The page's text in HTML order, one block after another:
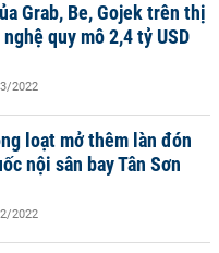
Grab, Be, Gojek trên thị
quy mô 2,4 tỷ USD
2022
loạt mở thêm làn đón
nội sân bay Tân Sơn
2022